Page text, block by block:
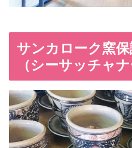
サンカローク窯
（シーサッチャナ